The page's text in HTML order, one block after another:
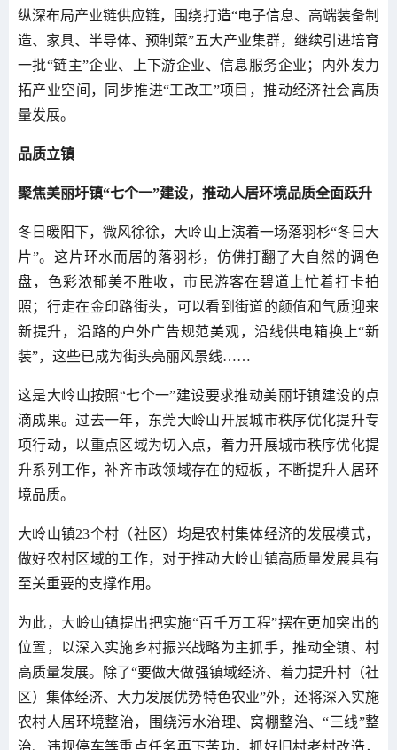
纵深布局产业链供应链，围绕打造“电子信息、高端装备制
造、家具、半导体、预制菜”五大产业集群，继续引进培育
一批“链主”企业、上下游企业、信息服务企业；内外发力
拓产业空间，同步推进“工改工”项目，推动经济社会高质
量发展。
品质立镇
聚焦美丽圩镇“七个一”建设，推动人居环境品质全面跃升
冬日暖阳下，微风徐徐，大岭山上演着一场落羽杉“冬日大
片”。这片环水而居的落羽杉，仿佛打翻了大自然的调色
盘，色彩浓郁美不胜收，市民游客在碧道上忙着打卡拍
照；行走在金印路街头，可以看到街道的颜值和气质迎来
新提升，沿路的户外广告规范美观，沿线供电箱换上“新
装”，这些已成为街头亮丽风景线……
这是大岭山按照“七个一”建设要求推动美丽圩镇建设的点
滴成果。过去一年，东莞大岭山开展城市秩序优化提升专
项行动，以重点区域为切入点，着力开展城市秩序优化提
升系列工作，补齐市政领域存在的短板，不断提升人居环
境品质。
大岭山镇23个村（社区）均是农村集体经济的发展模式，
做好农村区域的工作，对于推动大岭山镇高质量发展具有
至关重要的支撑作用。
为此，大岭山镇提出把实施“百千万工程”摆在更加突出的
位置，以深入实施乡村振兴战略为主抓手，推动全镇、村
高质量发展。除了“要做大做强镇域经济、着力提升村（社
区）集体经济、大力发展优势特色农业”外，还将深入实施
农村人居环境整治，围绕污水治理、窝棚整治、“三线”整
治、违规停车等重点任务再下苦功，抓好旧村老村改造，